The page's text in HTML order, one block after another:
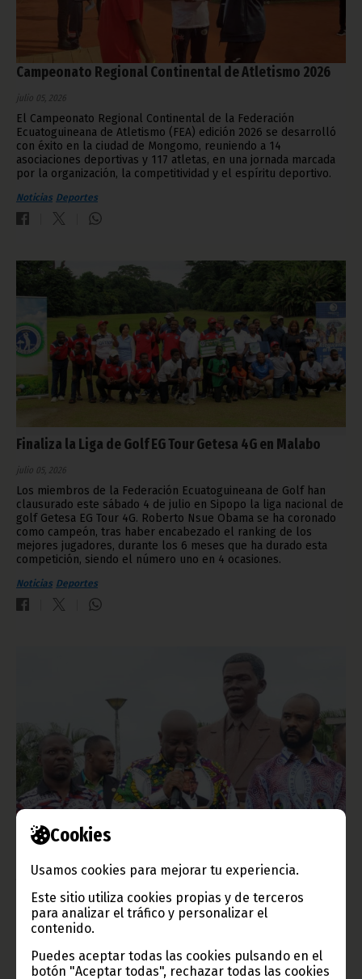
Cookies
Usamos cookies para mejorar tu experiencia.
Este sitio utiliza cookies propias y de terceros
para analizar el tráfico y personalizar el
contenido.
Puedes aceptar todas las cookies pulsando en el
botón "Aceptar todas", rechazar todas las cookies
Campeonato Regional Continental de Atletismo 2026
julio 05, 2026
El Campeonato Regional Continental de la Federación
Ecuatoguineana de Atletismo (FEA) edición 2026 se desarrolló
con éxito en la ciudad de Mongomo, reuniendo a 14
asociaciones deportivas y 117 atletas, en una jornada marcada
por la organización, la competitividad y el espíritu deportivo.
Noticias Deportes
Finaliza la Liga de Golf EG Tour Getesa 4G en Malabo
julio 05, 2026
Los miembros de la Federación Ecuatoguineana de Golf han
clausurado este sábado 4 de julio en Sipopo la liga nacional de
golf Getesa EG Tour 4G. Roberto Nsue Obama se ha coronado
como campeón, tras haber encabezado el ranking de los
mejores jugadores, durante los 6 meses que ha durado esta
competición, siendo el número uno en 4 ocasiones.
Noticias Deportes
El PDGE celebra cuatro décadas de historia en Nsok-
Nsomo con una multitudinaria manifestación popular
julio 05, 2026
Cientos de militantes, simpatizantes y población en general
participaron en las actividades organizadas para conmemorar
los cuarenta años de existencia del Partido Democrático de
Guinea Ecuatorial en la ciudad de Nsok-Nsomo. La jornada
estuvo caracterizada por un ambiente de entusiasmo, unidad y
reafirmación de los principios que han guiado la trayectoria de